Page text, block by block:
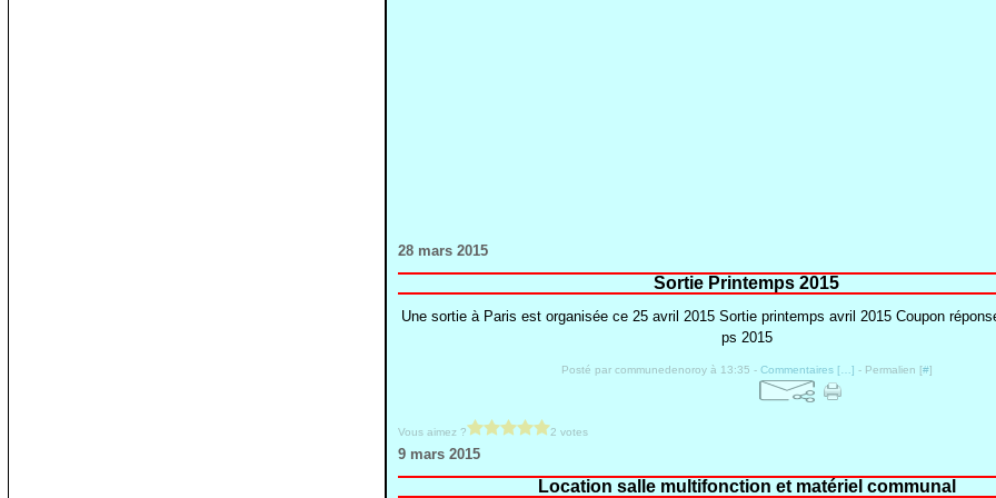
28 mars 2015
Sortie Printemps 2015
Une sortie à Paris est organisée ce 25 avril 2015 Sortie printemps avril 2015 Coupon
ps 2015
Posté par communedenoroy à 13:35 - Commentaires [… ] - Permalien [#]
Vous aimez ? 2 votes
9 mars 2015
Location salle multifonction et matériel communal